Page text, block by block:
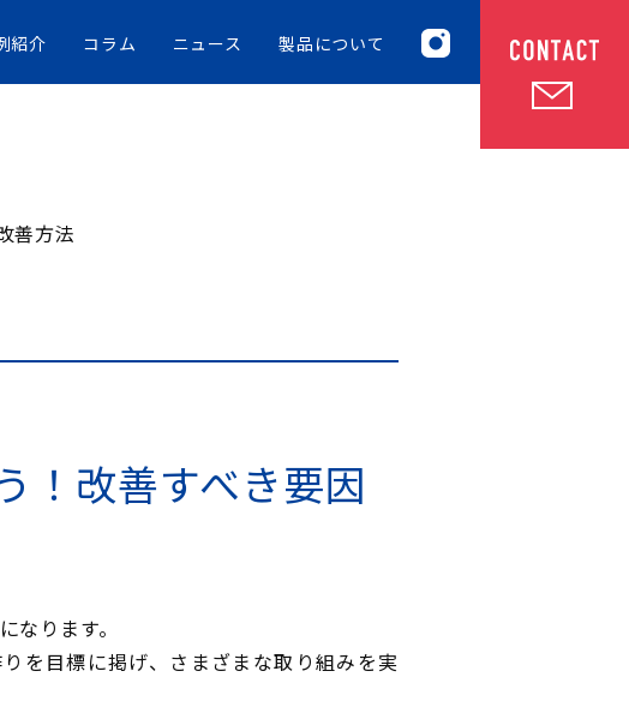
紹介 コラム ニュース 製品について
善方法
！改善すべき要因
ります。
を目標に掲げ、さまざまな取り組みを実